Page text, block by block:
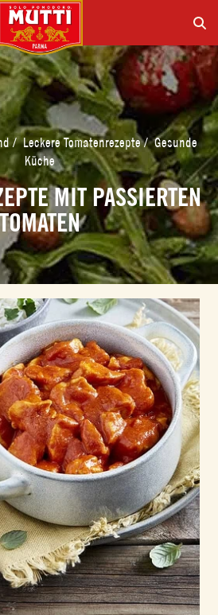
/ Leckere Tomatenrezepte/ Gesunde
Küche
MIT PASSIERTEN
TOMATEN